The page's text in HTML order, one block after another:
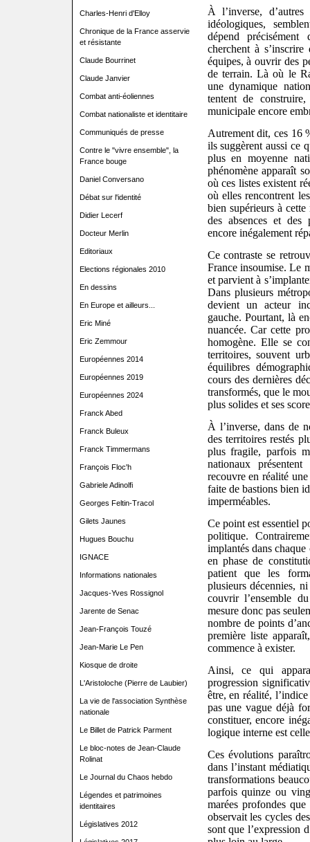
Charles-Henri d'Elloy
Chronique de la France asservie
et résistante
Claude Bourrinet
Claude Janvier
Combat anti-éoliennes
Combat nationaliste et identitaire
Communiqués de presse
Contre le "vivre ensemble", la
France bouge
Daniel Conversano
Débat sur l'identité
Didier Lecerf
Docteur Merlin
Editoriaux
Elections régionales 2010
En dessins
En Europe et ailleurs...
Eric Miné
Eric Zemmour
Européennes 2014
Européennes 2019
Européennes 2024
Franck Abed
Franck Buleux
Franck Timmermans
François Floc'h
Gabriele Adinolfi
Georges Feltin-Tracol
Gilets Jaunes
Hugues Bouchu
IGNACE
Informations nationales
Jacques-Yves Rossignol
Jarente de Senac
Jean-François Touzé
Jean-Marie Le Pen
Kiosque de droite
L'Aristoloche (Pierre de Laubier)
La vie de l'association Synthèse
nationale
Le Billet de Patrick Parment
Le bloc-notes de Jean-Claude
Rolinat
Le Journal du Chaos hebdo
Légendes et patrimoines
identitaires
Législatives 2012
À l’inverse,
idéologiques,
dépend
cherchent à
équipes, à ouvrir des
de terrain. Là où le
une dynamique
tentent de
municipale encore
Autrement dit, ces 16
ils suggèrent aussi ce
plus en moyenne
phénomène apparaît
où ces listes existent
où elles rencontrent
bien supérieurs à
des absences et des
encore inégalement
Ce contraste se
France insoumise. Le
et parvient à
Dans plusieurs
devient un acteur
gauche. Pourtant, là
nuancée. Car cette
homogène. Elle se
territoires, souvent
équilibres
cours des dernières
transformés, que le
plus solides et ses
À l’inverse, dans de
des territoires restés
plus fragile, parfois
nationaux
recouvre en réalité
faite de bastions bien
imperméables.
Ce point est essentiel
politique.
implantés dans
en phase de
patient que les
plusieurs décennies,
couvrir l’ensemble
mesure donc pas
nombre de points
première liste
commence à exister.
Ainsi, ce qui
progression
être, en réalité,
pas une vague déjà
constituer, encore
logique interne est
Ces évolutions
dans l’instant
transformations
parfois quinze ou
marées profondes
observait les cycles
sont que l’expression